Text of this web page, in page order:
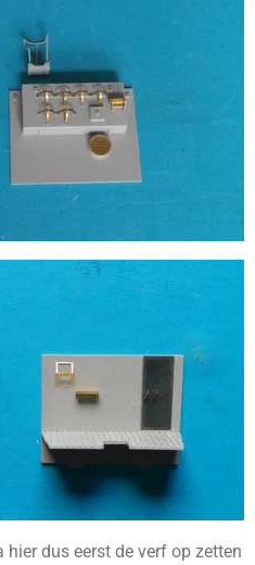
dus eerst de verf op zetten